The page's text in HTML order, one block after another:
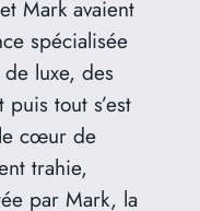
Mark avaient
spécialisée
luxe, des
tout s’est
cœur de
trahie,
par Mark, la